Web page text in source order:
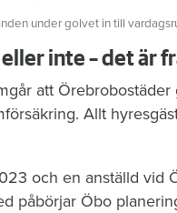
under golvet in till
inte – det är
att
Allt
och en anställd vid
påbörjar Öbo